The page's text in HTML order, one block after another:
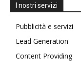
I nostri servizi
Pubblicità e servizi
Lead Generation
Content Providing